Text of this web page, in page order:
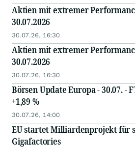
Aktien mit extremer
30.07.2026
30.07.26, 16:30
Aktien mit extremer
30.07.2026
30.07.26, 16:30
Börsen Update Europa - 30.07. -
+1,89 %
30.07.26, 14:00
EU startet Milliardenprojekt für
Gigafactories